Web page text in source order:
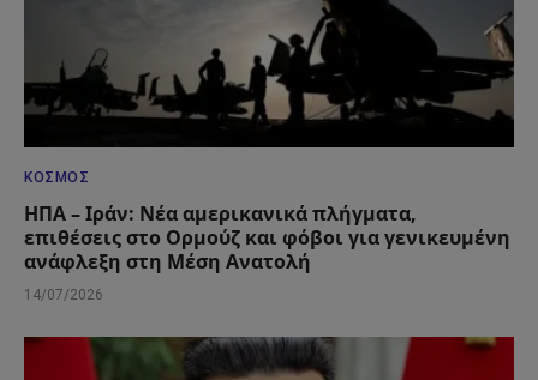
ΚΌΣΜΟΣ
ΗΠΑ – Ιράν: Νέα αμερικανικά πλήγματα,
επιθέσεις στο Ορμούζ και φόβοι για γενικευμένη
ανάφλεξη στη Μέση Ανατολή
14/07/2026